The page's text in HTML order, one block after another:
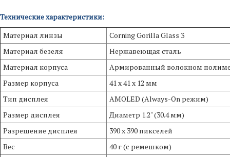
Технические характеристики:
Материал линзы
Corning Gorilla Glass 3
Материал безеля
Нержавеющая сталь
Материал корпуса
Армированный волокном
Размер корпуса
41 x 41 x 12 мм
Тип дисплея
AMOLED (Always-On режим)
Размер дисплея
Диаметр 1.2" (30.4 мм)
Разрешение дисплея
390 x 390 пикселей
Вес
40 г (с ремешком)